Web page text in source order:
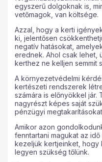
egyszerű dolgoknak is,
vetőmagok, van költsége.
Azzal, hogy a kerti
ki, jelentősen
negatív hatásokat,
erednek. Ahol csak lehet,
kerthez ne kelljen semmit
A környezetvédelmi
kertészeti rendszerek
számára is előnyökkel jár.
nagyrészt képes saját
pénzügyi
Amikor azon
fenntartani magukat az
kezeljük kertjeinket,
legyen szükség tőlünk.